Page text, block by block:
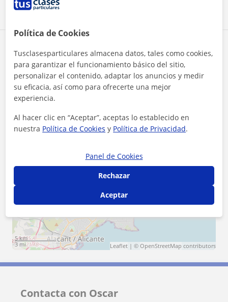
Zona de Oscar
Localidades a las que se desplaza para dar clase
Alicante (Ciudad)
Sant Joan D'Alacant
San Vicente del Raspeig
Busot
+ −
5 km
3 mi
Leaflet | © OpenStreetMap contributors
Contacta con Oscar
Política de Cookies
Tusclasesparticulares almacena datos, tales como cookies,
para garantizar el funcionamiento básico del sitio,
personalizar el contenido, adaptar los anuncios y medir
su eficacia, así como para ofrecerte una mejor
experiencia.
Al hacer clic en “Aceptar”, aceptas lo establecido en
nuestra Política de Cookies y Política de Privacidad.
Panel de Cookies
Rechazar
Aceptar